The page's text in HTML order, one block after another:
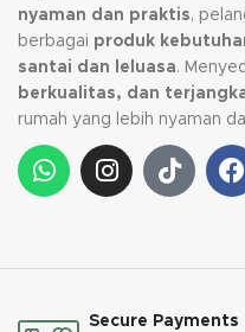
nyaman dan praktis,
berbagai produk
santai dan leluasa.
berkualitas, dan
rumah yang lebih nyaman
Secure Payments